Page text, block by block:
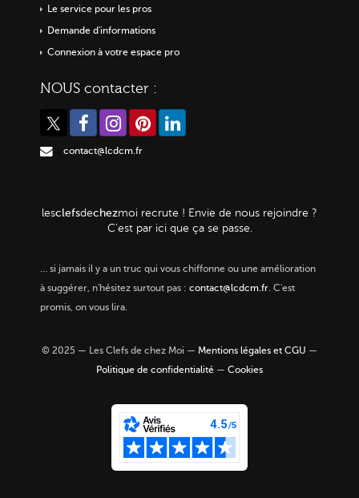
Le service pour les pros
Demande d'informations
Connexion à votre espace pro
NOUS contacter :
contact@lcdcm.fr
lesclefsdechezmoi recrute ! Envie de nous rejoindre ?
C'est par ici que ça se passe.
… si jamais il y a un truc qui vous chiffonne ou une amélioration
à suggérer, n'hésitez surtout pas : contact@lcdcm.fr. C'est
promis, on vous lira.
© 2025 — Les Clefs de chez Moi — Mentions légales et CGU —
Politique de confidentialité — Cookies